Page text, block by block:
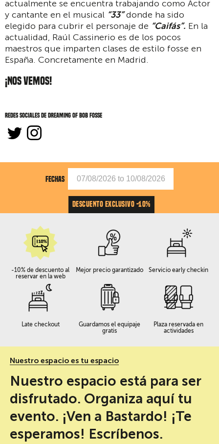
actualmente se encuentra trabajando como Actor
y cantante en el musical “33”donde ha sido
elegido para cubrir el personaje de “Caifás”. En la
actualidad, Raúl Cassinerio es de los pocos
maestros que imparten clases de estilo fosse en
España. Concretamente en Madrid.
¡NOS VEMOS!
Redes sociales de Dreaming of Bob Fosse
FECHAS
DESCUENTO EXCLUSIVO -10%
-10% de descuento al
reservar en la web
Mejor precio garantizado Servicio early checkin
Late checkout
Guardamos el equipaje
gratis
Plaza reservada en
actividades
Nuestro espacio es tu espacio
Nuestro espacio está para ser
disfrutado. Organiza aquí tu
evento. ¡Ven a Bastardo! ¡Te
esperamos! Escríbenos.